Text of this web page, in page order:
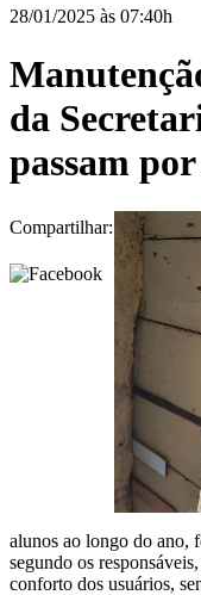
28/01/2025 às 07:40h
da
passam
Compartilhar:
alunos ao longo do ano,
segundo os
conforto dos usuários,